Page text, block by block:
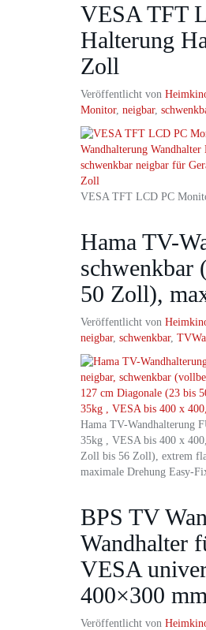
VESA TFT
Halterung
Zoll
Veröffentlicht von
Monitor, neigbar,
VESA TFT LCD PC
Hama TV-
schwenkbar
50 Zoll),
Veröffentlicht von
neigbar, schwenkbar,
Hama TV-Wandhalterung
35kg , VESA bis 400 x
Zoll bis 56 Zoll), extrem
maximale Drehung Easy-
BPS TV
Wandhalter
VESA
400×300
Veröffentlicht von